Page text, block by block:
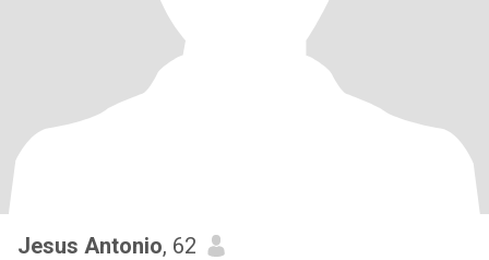
Jesus Antonio, 62